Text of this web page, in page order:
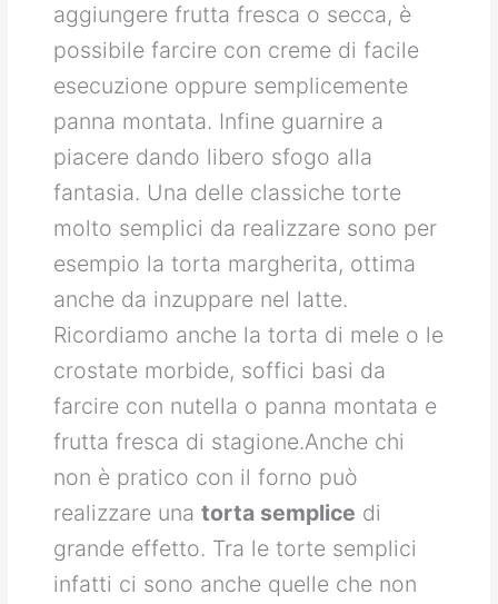
aggiungere frutta fresca o secca, è
possibile farcire con creme di facile
esecuzione oppure semplicemente
panna montata. Infine guarnire a
piacere dando libero sfogo alla
fantasia. Una delle classiche torte
molto semplici da realizzare sono per
esempio la torta margherita, ottima
anche da inzuppare nel latte.
Ricordiamo anche la torta di mele o le
crostate morbide, soffici basi da
farcire con nutella o panna montata e
frutta fresca di stagione.Anche chi
non è pratico con il forno può
realizzare unatorta semplice di
grande effetto. Tra le torte semplici
infatti ci sono anche quelle che non